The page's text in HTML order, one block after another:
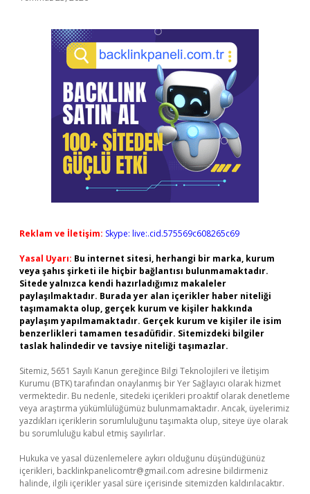
Reklam ve İletişim: Skype: live:.cid.575569c608265c69
Yasal Uyarı: Bu internet sitesi, herhangi bir marka, kurum
veya şahıs şirketi ile hiçbir bağlantısı bulunmamaktadır.
Sitede yalnızca kendi hazırladığımız makaleler
paylaşılmaktadır. Burada yer alan içerikler haber niteliği
taşımamakta olup, gerçek kurum ve kişiler hakkında
paylaşım yapılmamaktadır. Gerçek kurum ve kişiler ile isim
benzerlikleri tamamen tesadüfidir. Sitemizdeki bilgiler
taslak halindedir ve tavsiye niteliği taşımazlar.
Sitemiz, 5651 Sayılı Kanun gereğince Bilgi Teknolojileri ve İletişim
Kurumu (BTK) tarafından onaylanmış bir Yer Sağlayıcı olarak hizmet
vermektedir. Bu nedenle, sitedeki içerikleri proaktif olarak denetleme
veya araştırma yükümlülüğümüz bulunmamaktadır. Ancak, üyelerimiz
yazdıkları içeriklerin sorumluluğunu taşımakta olup, siteye üye olarak
bu sorumluluğu kabul etmiş sayılırlar.
Hukuka ve yasal düzenlemelere aykırı olduğunu düşündüğünüz
içerikleri, backlinkpanelicomtr@gmail.com adresine bildirmeniz
halinde, ilgili içerikler yasal süre içerisinde sitemizden kaldırılacaktır.